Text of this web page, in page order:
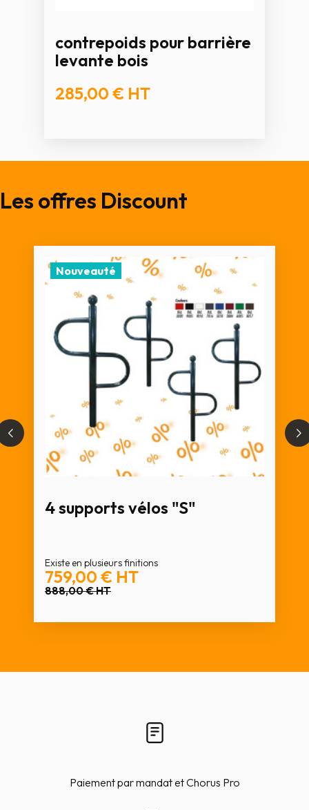
contrepoids pour barrière
levante bois
285,00 € HT
Les offres Discount
4 supports vélos "S"
Existe en plusieurs finitions
759,00 € HT
888,00 €HT
Nouveauté
Paiement par mandat et Chorus Pro